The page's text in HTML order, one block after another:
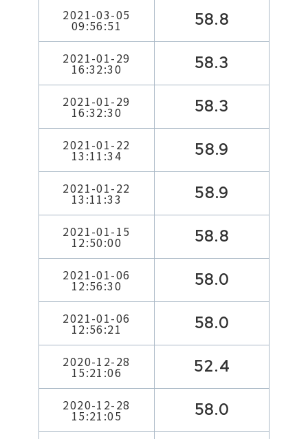
2021-03-05
09:56:51 58.8
2021-01-29
16:32:30 58.3
2021-01-29
16:32:30 58.3
2021-01-22
13:11:34 58.9
2021-01-22
13:11:33 58.9
2021-01-15
12:50:00 58.8
2021-01-06
12:56:30 58.0
2021-01-06
12:56:21 58.0
2020-12-28
15:21:06 52.4
2020-12-28
15:21:05 58.0